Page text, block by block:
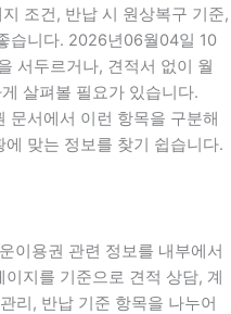
조건, 반납 시 원상복구 기준,
습니다. 2026년06월04일 10
서두르거나, 견적서 없이 월
살펴볼 필요가 있습니다.
서에서 이런 항목을 구분해
맞는 정보를 찾기 쉽습니다.
이용권 관련 정보를 내부에서
이지를 기준으로 견적 상담, 계
리, 반납 기준 항목을 나누어